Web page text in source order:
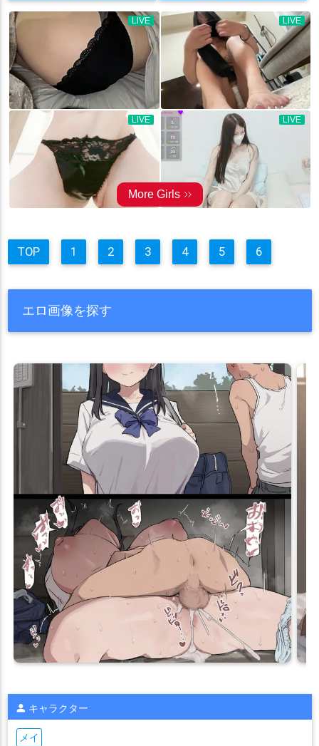
TOP 1 2 3 4 5 6
エロ画像を探す
キャラクター
メイ